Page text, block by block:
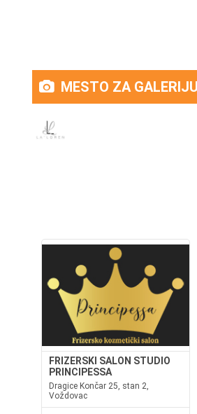
MESTO ZA GALERIJU
FRIZERSKI SALON STUDIO
PRINCIPESSA
Dragice Končar 25, stan 2,
Voždovac